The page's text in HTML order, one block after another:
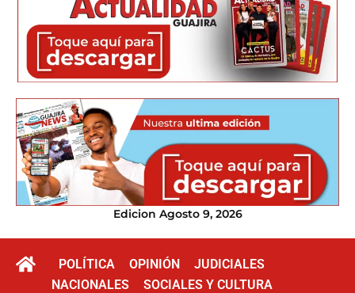
Edicion Agosto 9, 2026
POLÍTICA OPINIÓN
JUDICIALES
NACIONALES
SOCIALES Y CULTURA